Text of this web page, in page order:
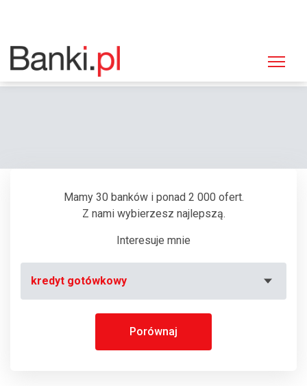
Strona główna
Bankomat Bank Zachodni WBK, Nadarzyn, Al. Katowicka 62
Mamy 30 banków i ponad 2 000 ofert.
Z nami wybierzesz najlepszą.
Interesuje mnie
kredyt gotówkowy
Porównaj